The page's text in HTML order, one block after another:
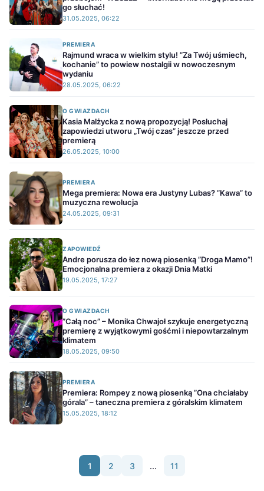
go słuchać!
31.05.2025, 06:22
PREMIERA
Rajmund wraca w wielkim stylu! ”Za Twój uśmiech,
kochanie” to powiew nostalgii w nowoczesnym
wydaniu
28.05.2025, 06:22
O GWIAZDACH
Kasia Malżycka z nową propozycją! Posłuchaj
zapowiedzi utworu „Twój czas” jeszcze przed
premierą
26.05.2025, 10:00
PREMIERA
Mega premiera: Nowa era Justyny Lubas? ”Kawa” to
muzyczna rewolucja
24.05.2025, 09:31
ZAPOWIEDŹ
Andre porusza do łez nową piosenką ”Droga Mamo”!
Emocjonalna premiera z okazji Dnia Matki
19.05.2025, 17:27
O GWIAZDACH
”Całą noc” – Monika Chwajoł szykuje energetyczną
premierę z wyjątkowymi gośćmi i niepowtarzalnym
klimatem
18.05.2025, 09:50
PREMIERA
Premiera: Rompey z nową piosenką ”Ona chciałaby
górala” – taneczna premiera z góralskim klimatem
15.05.2025, 18:12
1 2 3 ... 11